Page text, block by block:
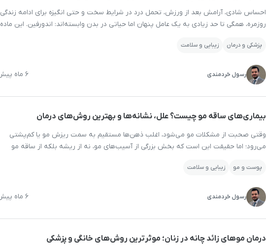
احساس شادی، آرامش بعد از ورزش، تحمل درد در شرایط سخت و حتی انگیزه برای ادامه زندگی
روزمره، همگی تا حد زیادی به یک عامل پنهان اما حیاتی در بدن وابسته‌اند: اندورفین. این ماده
تنظیم خلق‌وخو، کاهش استرس و […]
پزشکی و درمان زیبایی و سلامت
رسول خردمندی 6 ماه پیش
بیماری‌های ساقه مو چیست؟ علل، نشانه‌ها و بهترین روش‌های درمان
وقتی صحبت از مشکلات مو می‌شود، اغلب ذهن‌ها مستقیم به سمت ریزش مو یا کم‌پشتی
می‌رود؛ اما حقیقت این است که بخش بزرگی از آسیب‌های مو، نه از ریشه بلکه از ساقه مو
نمی‌تواند موهایی زیبا، براق و مقاوم […]
پوست و مو زیبایی و سلامت
رسول خردمندی 6 ماه پیش
درمان موهای زائد چانه در زنان؛ موثرترین روش‌های خانگی و پزشکی